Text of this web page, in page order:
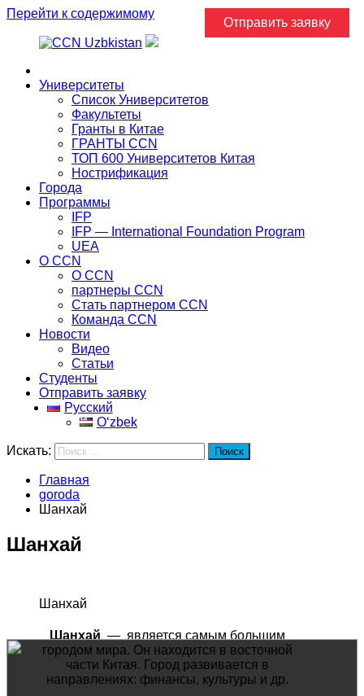
Перейти к содержимому
Университеты
Список Университетов
Факультеты
Гранты в Китае
ГРАНТЫ ССN
ТОП 600 Университетов Китая
Нострификация
Города
Программы
IFP
IFP — International Foundation Program
UEA
О CCN
О CCN
партнеры ССN
Стать партнером CCN
Команда ССN
Новости
Видео
Статьи
Студенты
Отправить заявку
Русский
Oʻzbek
Искать: Поиск
Главная
goroda
Шанхай
Шанхай
Отправить заявку
Шанхай
Шанхай — является самым большим
городом мира. Он находится в восточной
части Китая. Город развивается в
направлениях: финансы, культуры и др.